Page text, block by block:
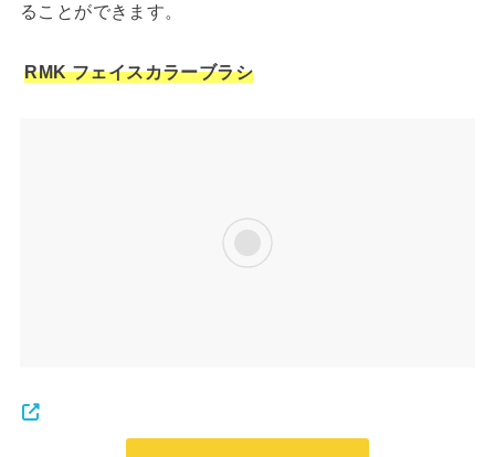
ることができます。
RMK フェイスカラーブラシ